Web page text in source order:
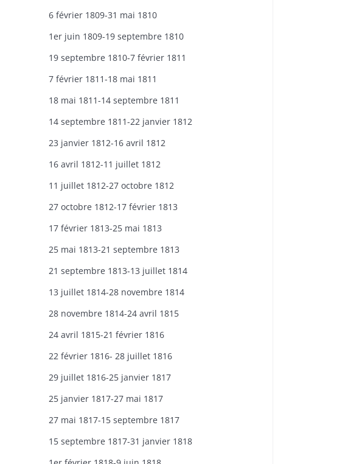
6 février 1809-31 mai 1810
1er juin 1809-19 septembre 1810
19 septembre 1810-7 février 1811
7 février 1811-18 mai 1811
18 mai 1811-14 septembre 1811
14 septembre 1811-22 janvier 1812
23 janvier 1812-16 avril 1812
16 avril 1812-11 juillet 1812
11 juillet 1812-27 octobre 1812
27 octobre 1812-17 février 1813
17 février 1813-25 mai 1813
25 mai 1813-21 septembre 1813
21 septembre 1813-13 juillet 1814
13 juillet 1814-28 novembre 1814
28 novembre 1814-24 avril 1815
24 avril 1815-21 février 1816
22 février 1816- 28 juillet 1816
29 juillet 1816-25 janvier 1817
25 janvier 1817-27 mai 1817
27 mai 1817-15 septembre 1817
15 septembre 1817-31 janvier 1818